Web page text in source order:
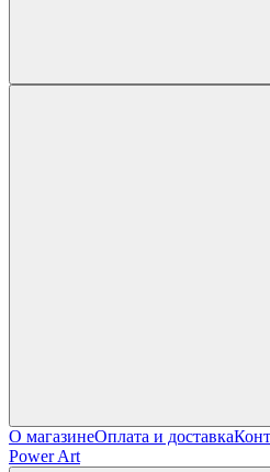
О магазинеОплата и доставка
Power Art